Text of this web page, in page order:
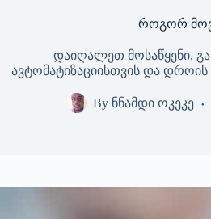
როგორ
დაიღალეთ მოსაწყენი,
ავტომატიზაციისთვის და
By ნნამდი ოკეკე